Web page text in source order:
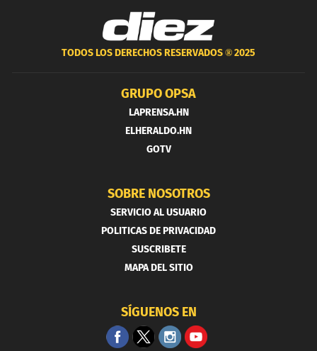
TODOS LOS DERECHOS RESERVADOS ®2025
GRUPO OPSA
LAPRENSA.HN
ELHERALDO.HN
GOTV
SOBRE NOSOTROS
SERVICIO AL USUARIO
POLITICAS DE PRIVACIDAD
SUSCRIBETE
MAPA DEL SITIO
SÍGUENOS EN